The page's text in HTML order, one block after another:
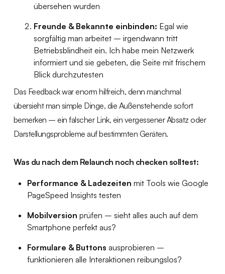
übersehen wurden
Freunde & Bekannte einbinden: Egal wie
sorgfältig man arbeitet – irgendwann tritt
Betriebsblindheit ein. Ich habe mein Netzwerk
informiert und sie gebeten, die Seite mit frischem
Blick durchzutesten
Das Feedback war enorm hilfreich, denn manchmal
übersieht man simple Dinge, die Außenstehende sofort
bemerken – ein falscher Link, ein vergessener Absatz oder
Darstellungsprobleme auf bestimmten Geräten.
Was du nach dem Relaunch noch checken solltest:
Performance & Ladezeiten mit Tools wie Google
PageSpeed Insights testen
Mobilversion prüfen – sieht alles auch auf dem
Smartphone perfekt aus?
Formulare & Buttons ausprobieren –
funktionieren alle Interaktionen reibungslos?